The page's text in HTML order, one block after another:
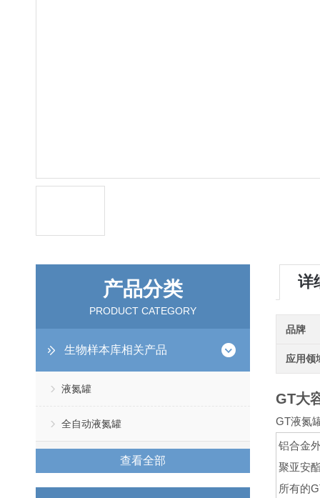
产品分类
PRODUCT CATEGORY
生物样本库相关产品
液氮罐
全自动液氮罐
查看全部
详
品牌
应用领
GT大
GT液氮
铝合金
聚亚安
所有的